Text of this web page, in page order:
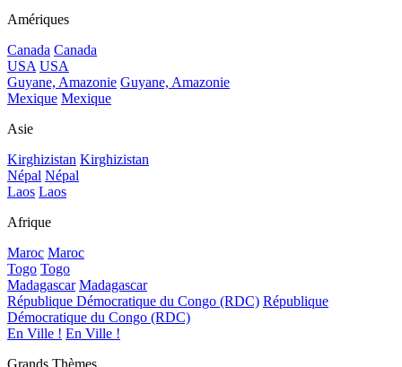
Amériques
Canada Canada
USA USA
Guyane, Amazonie Guyane, Amazonie
Mexique Mexique
Asie
Kirghizistan Kirghizistan
Népal Népal
Laos Laos
Afrique
Maroc Maroc
Togo Togo
Madagascar Madagascar
République Démocratique du Congo (RDC) République
Démocratique du Congo (RDC)
En Ville ! En Ville !
Grands Thèmes